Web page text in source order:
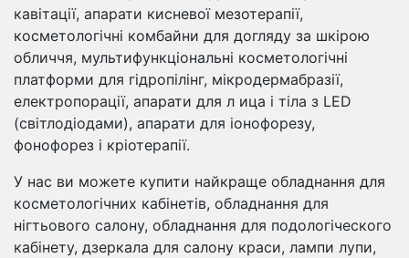
кавітації, апарати кисневої мезотерапії,
косметологічні комбайни для догляду за шкірою
обличчя, мультифункціональні косметологічні
платформи для гідропілінг, мікродермабразії,
електропорації, апарати для л ица і тіла з LED
(світлодіодами), апарати для іонофорезу,
фонофорез і кріотерапії.
У нас ви можете купити найкраще обладнання для
косметологічних кабінетів, обладнання для
нігтьового салону, обладнання для подологіческого
кабінету, дзеркала для салону краси, лампи лупи,